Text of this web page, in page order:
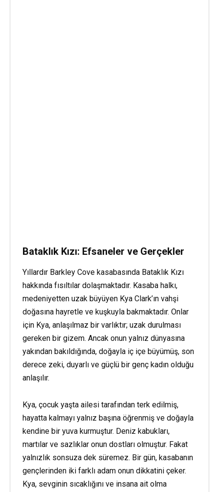
Bataklık Kızı: Efsaneler ve Gerçekler
Yıllardır Barkley Cove kasabasında Bataklık Kızı
hakkında fısıltılar dolaşmaktadır. Kasaba halkı,
medeniyetten uzak büyüyen Kya Clark’ın vahşi
doğasına hayretle ve kuşkuyla bakmaktadır. Onlar
için Kya, anlaşılmaz bir varlıktır; uzak durulması
gereken bir gizem. Ancak onun yalnız dünyasına
yakından bakıldığında, doğayla iç içe büyümüş, son
derece zeki, duyarlı ve güçlü bir genç kadın olduğu
anlaşılır.
Kya, çocuk yaşta ailesi tarafından terk edilmiş,
hayatta kalmayı yalnız başına öğrenmiş ve doğayla
kendine bir yuva kurmuştur. Deniz kabukları,
martılar ve sazlıklar onun dostları olmuştur. Fakat
yalnızlık sonsuza dek süremez. Bir gün, kasabanın
gençlerinden iki farklı adam onun dikkatini çeker.
Kya, sevginin sıcaklığını ve insana ait olma